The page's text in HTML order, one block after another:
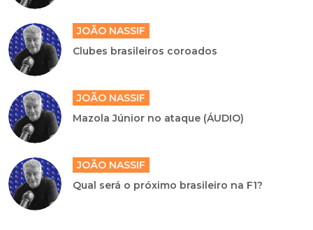
JOÃO NASSIF
Clubes brasileiros coroados
JOÃO NASSIF
Mazola Júnior no ataque (ÁUDIO)
JOÃO NASSIF
Qual será o próximo brasileiro na F1?